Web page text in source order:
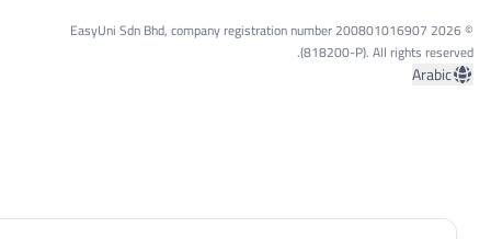
© 2026 EasyUni Sdn Bhd, company registration number 200801016907
(818200-P). All rights reserved.
Arabic